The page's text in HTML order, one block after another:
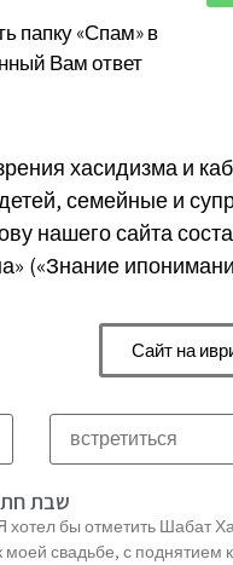
папку «Спам» в
Вам ответ
хасидизма
семейные и
нашего сайта
(«Знание
Сайт на
שבת
хотел бы отметить Шабат
моей свадьбе, с поднятием